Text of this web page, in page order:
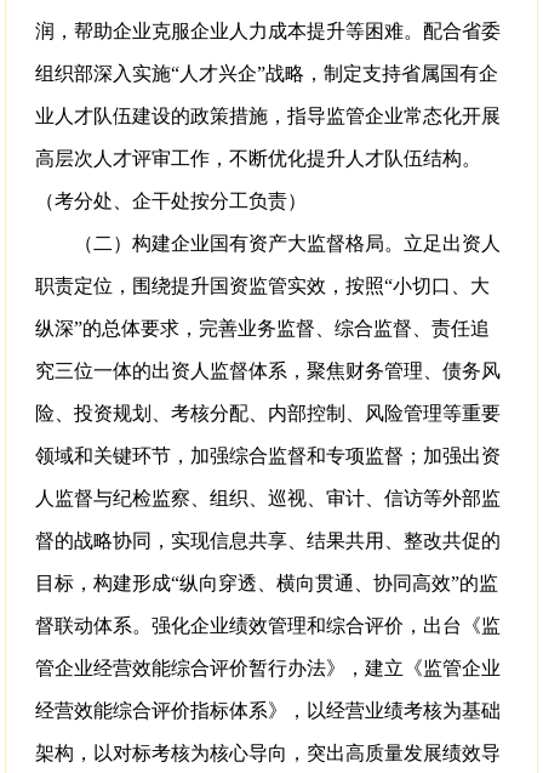
润，帮助企业克服企业人力成本提升等困难。配合省委
组织部深入实施“人才兴企”战略，制定支持省属国有企
业人才队伍建设的政策措施，指导监管企业常态化开展
高层次人才评审工作，不断优化提升人才队伍结构。
（考分处、企干处按分工负责）
（二）构建企业国有资产大监督格局。立足出资人
职责定位，围绕提升国资监管实效，按照“小切口、大
纵深”的总体要求，完善业务监督、综合监督、责任追
究三位一体的出资人监督体系，聚焦财务管理、债务风
险、投资规划、考核分配、内部控制、风险管理等重要
领域和关键环节，加强综合监督和专项监督；加强出资
人监督与纪检监察、组织、巡视、审计、信访等外部监
督的战略协同，实现信息共享、结果共用、整改共促的
目标，构建形成“纵向穿透、横向贯通、协同高效”的监
督联动体系。强化企业绩效管理和综合评价，出台《监
管企业经营效能综合评价暂行办法》，建立《监管企业
经营效能综合评价指标体系》，以经营业绩考核为基础
架构，以对标考核为核心导向，突出高质量发展绩效导